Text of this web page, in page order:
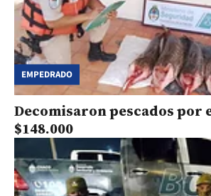
EMPEDRADO
Decomisaron pescados por
$148.000